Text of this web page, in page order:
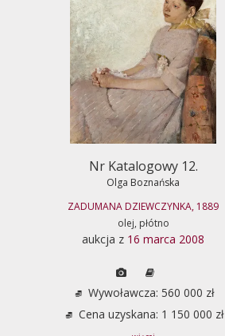
Nr Katalogowy 12.
Olga Boznańska
ZADUMANA DZIEWCZYNKA, 1889
olej, płótno
aukcja z 16 marca 2008
Wywoławcza: 560 000 zł
Cena uzyskana: 1 150 000 zł